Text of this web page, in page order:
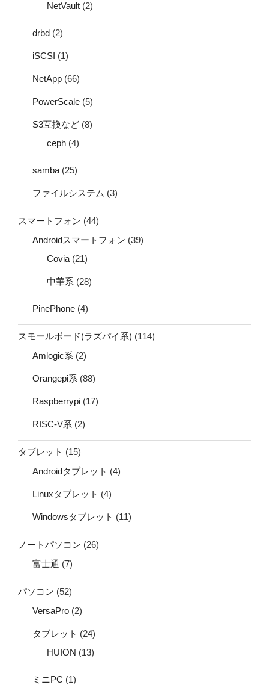
NetVault (2)
drbd (2)
iSCSI (1)
NetApp (66)
PowerScale (5)
S3互換など (8)
ceph (4)
samba (25)
ファイルシステム (3)
スマートフォン (44)
Androidスマートフォン (39)
Covia (21)
中華系 (28)
PinePhone (4)
スモールボード(ラズパイ系) (114)
Amlogic系 (2)
Orangepi系 (88)
Raspberrypi (17)
RISC-V系 (2)
タブレット (15)
Androidタブレット (4)
Linuxタブレット (4)
Windowsタブレット (11)
ノートパソコン (26)
富士通 (7)
パソコン (52)
VersaPro (2)
タブレット (24)
HUION (13)
ミニPC (1)